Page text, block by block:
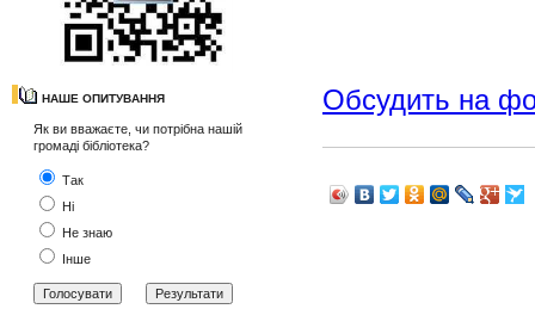
НАШЕ ОПИТУВАННЯ
Як ви вважаєте, чи потрібна нашій
громаді бібліотека?
Так
Ні
Не знаю
Інше
Обсудить на